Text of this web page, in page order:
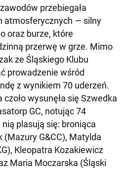
przebiegała
atmosferycznych — silny
oraz burze, które
przerwę w grze. Mimo
ze Śląskiego Klubu
prowadzenie wśród
z wynikiem 70 uderzeń.
wysunęła się Szwedka
GC, notując 74
plasują się: broniąca
(Mazury G&CC), Matylda
Kleopatra Kozakiewicz
Maria Moczarska (Śląski